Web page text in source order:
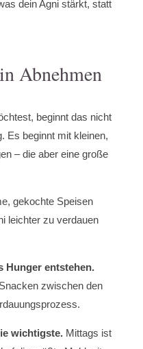
dein Agni stärkt, statt
Abnehmen
beginnt das nicht
Es beginnt mit kleinen,
– die aber eine große
gekochte Speisen
leichter zu verdauen
Hunger entstehen.
zwischen den
wichtigste.Mittags ist